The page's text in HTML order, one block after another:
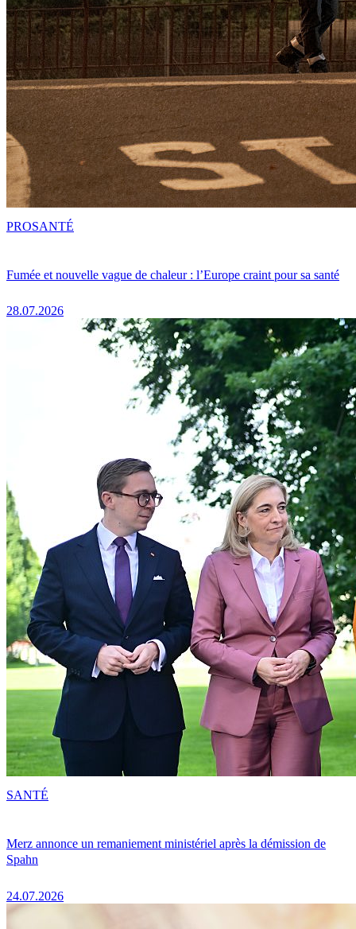
Fumée et nouvelle vague de chaleur : l’Europe craint pour sa santé
28.07.2026
PROSANTÉ
Merz annonce un remaniement ministériel après la démission de
Spahn
24.07.2026
SANTÉ